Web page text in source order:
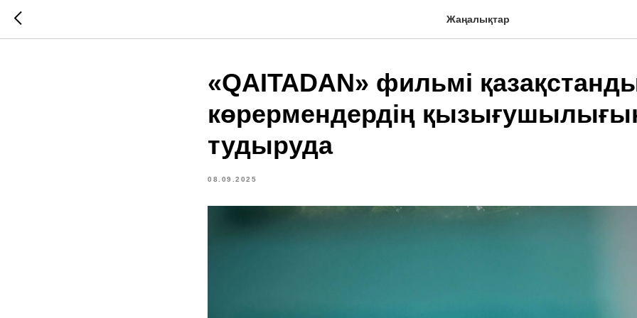
Жаңалықтар
«QAITADAN» фильмі
көрермендердің
тудыруда
08.09.2025